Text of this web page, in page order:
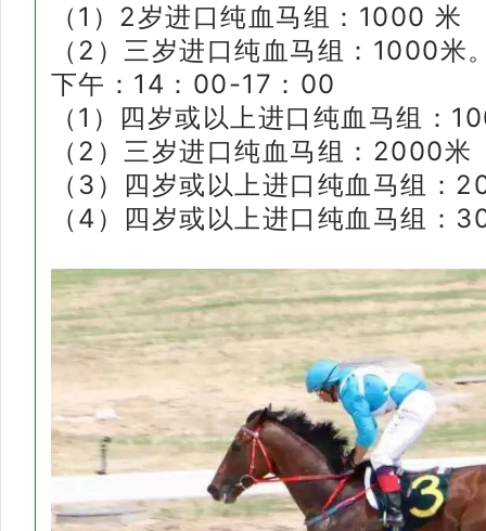
（1）2岁进口纯血马组：1000 米
（2）三岁进口纯血马组：1000米
下午：14：00-17：00
（1）四岁或以上进口纯血马组：
（2）三岁进口纯血马组：2000
（3）四岁或以上进口纯血马组：
（4）四岁或以上进口纯血马组：